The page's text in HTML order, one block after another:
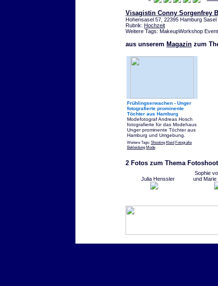
Visagistin Conny Sorgenfrey
Hohensasel 57, 22395 Hamburg Sasel
Rubrik: Hochzeit
Weitere Tags: MakeupWorkshop
aus unserem Magazin zum
Frühlingserwachen - Unger
fotografierte prominente
Töchter aus Hamburg
Modefotograf Andreas Hosch
fotografierte für das Modehaus
Unger prominente Töchter aus
Hamburg und Umgebung.
Weitere Tags: Shooting Kleid Fotografie
Bekleidung Mode
2 Fotos zum Thema
Julia Henssler
Sophie
und